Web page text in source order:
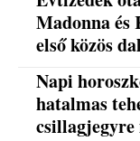
Madonna és
első közös
Napi
hatalmas